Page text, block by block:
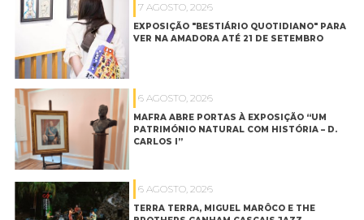
7 AGOSTO, 2026
EXPOSIÇÃO "BESTIÁRIO QUOTIDIANO" PARA
VER NA AMADORA ATÉ 21 DE SETEMBRO
6 AGOSTO, 2026
MAFRA ABRE PORTAS À EXPOSIÇÃO “UM
PATRIMÓNIO NATURAL COM HISTÓRIA – D.
CARLOS I”
6 AGOSTO, 2026
TERRA TERRA, MIGUEL MARÔCO E THE